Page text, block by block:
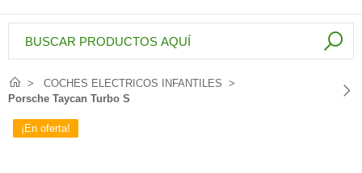
COCHES ELECTRICOS INFANTILES
Porsche Taycan Turbo S
¡En oferta!